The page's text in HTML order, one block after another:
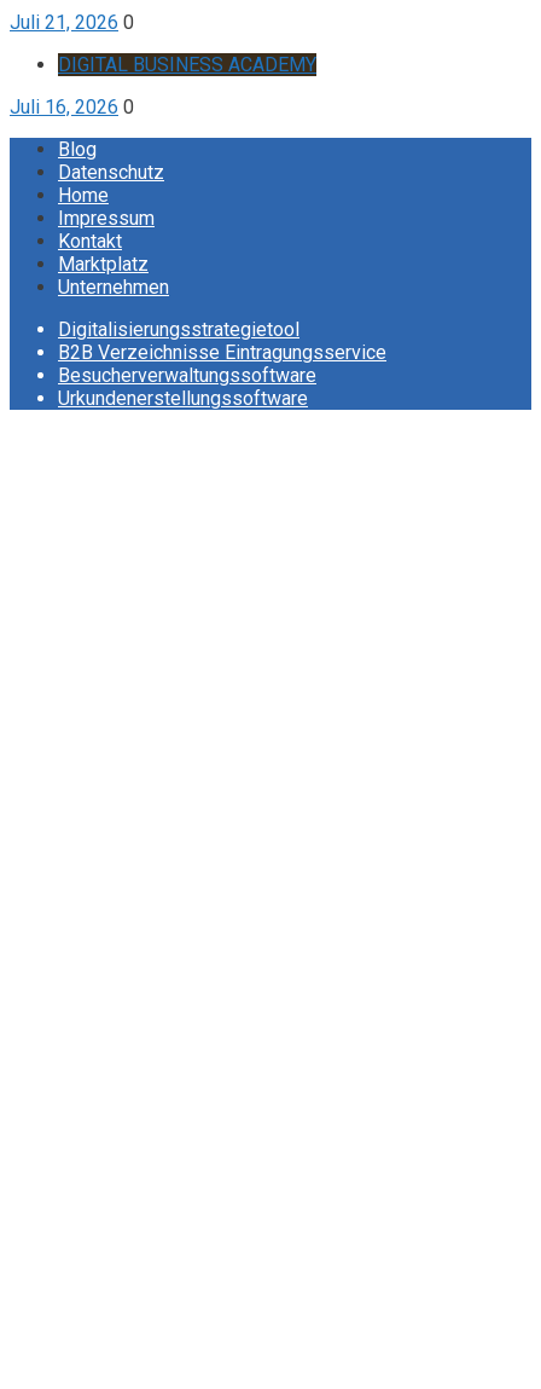
Juli 21, 2026 0
DIGITAL BUSINESS ACADEMY
Juli 16, 2026 0
Blog
Datenschutz
Home
Impressum
Kontakt
Marktplatz
Unternehmen
Digitalisierungsstrategietool
B2B Verzeichnisse Eintragungsservice
Besucherverwaltungssoftware
Urkundenerstellungssoftware